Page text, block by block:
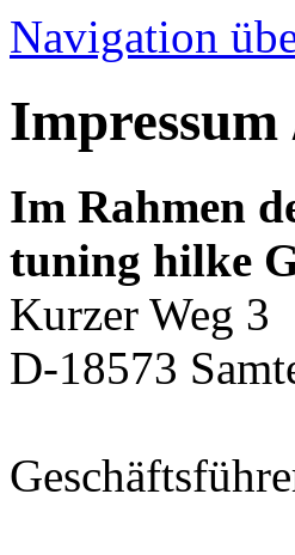
Navigation
Im Rahmen
tuning hilke
Kurzer Weg 3
D-18573